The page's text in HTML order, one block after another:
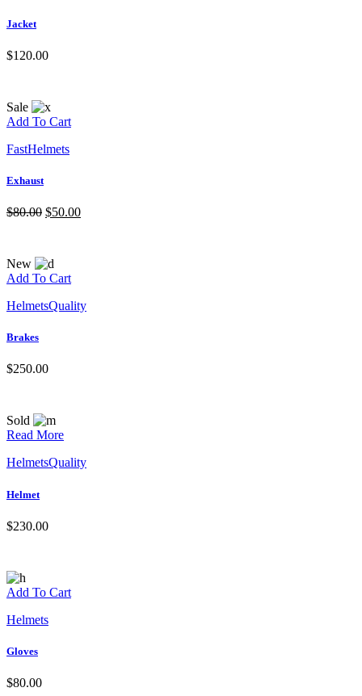
Jacket
$120.00
Sale
Add To Cart
FastHelmets
Exhaust
$80.00 $50.00
New
Add To Cart
HelmetsQuality
Brakes
$250.00
Sold
Read More
HelmetsQuality
Helmet
$230.00
Add To Cart
Helmets
Gloves
$80.00